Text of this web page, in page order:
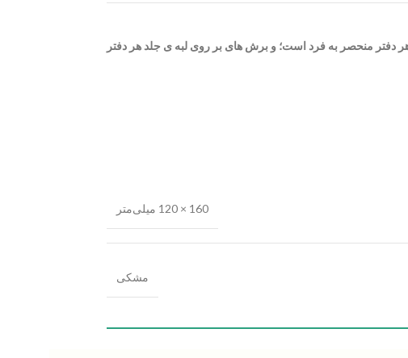
دفتر منحصر به فرد است؛ و برش های بر روی لبه ی جلد هر دفتر
160 × 120 میلی‌متر
مشکی